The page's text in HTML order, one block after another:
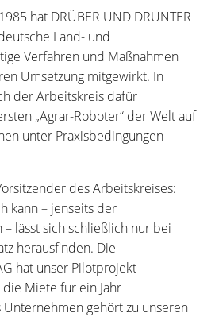
hat DRÜBER UND DRUNTER
Land- und
Verfahren und Maßnahmen
Umsetzung mitgewirkt. In
der Arbeitskreis dafür
„Agrar-Roboter“ der Welt auf
unter Praxisbedingungen
des Arbeitskreises:
kann – jenseits der
lässt sich schließlich nur bei
herausfinden. Die
hat unser Pilotprojekt
Miete für ein Jahr
gehört zu unseren